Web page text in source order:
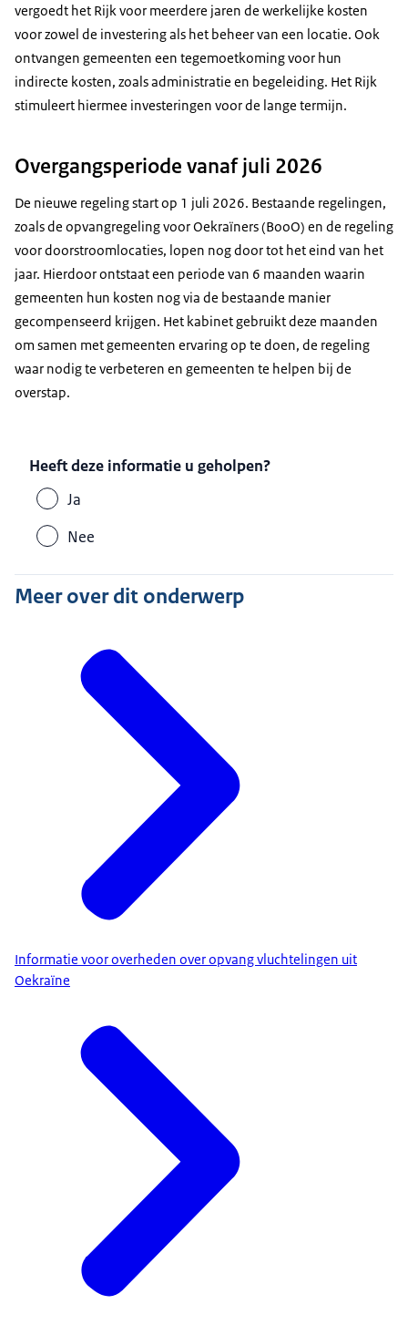
vergoedt het Rijk voor meerdere jaren de werkelijke kosten
voor zowel de investering als het beheer van een locatie. Ook
ontvangen gemeenten een tegemoetkoming voor hun
indirecte kosten, zoals administratie en begeleiding. Het Rijk
stimuleert hiermee investeringen voor de lange termijn.
Overgangsperiode vanaf juli 2026
De nieuwe regeling start op 1 juli 2026. Bestaande regelingen,
zoals de opvangregeling voor Oekraïners (BooO) en de regeling
voor doorstroomlocaties, lopen nog door tot het eind van het
jaar. Hierdoor ontstaat een periode van 6 maanden waarin
gemeenten hun kosten nog via de bestaande manier
gecompenseerd krijgen. Het kabinet gebruikt deze maanden
om samen met gemeenten ervaring op te doen, de regeling
waar nodig te verbeteren en gemeenten te helpen bij de
overstap.
Heeft deze informatie u geholpen?
Ja
Nee
Meer over dit onderwerp
Informatie voor overheden over opvang vluchtelingen uit
Oekraïne